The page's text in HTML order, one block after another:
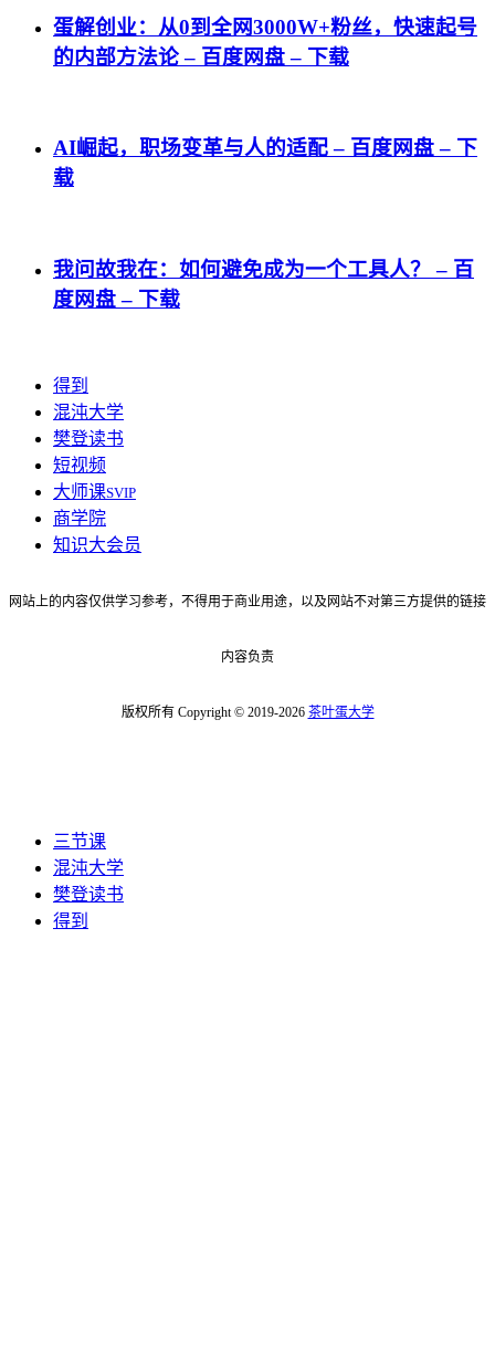
蛋解创业：从0到全网3000W+粉丝，快速起号
的内部方法论 – 百度网盘 – 下载
AI崛起，职场变革与人的适配 – 百度网盘 – 下
载
我问故我在：如何避免成为一个工具人？ – 百
度网盘 – 下载
得到
混沌大学
樊登读书
短视频
大师课SVIP
商学院
知识大会员
网站上的内容仅供学习参考，不得用于商业用途，以及网站不对第三方提供的链接
内容负责
版权所有 Copyright © 2019-2026 茶叶蛋大学
三节课
混沌大学
樊登读书
得到